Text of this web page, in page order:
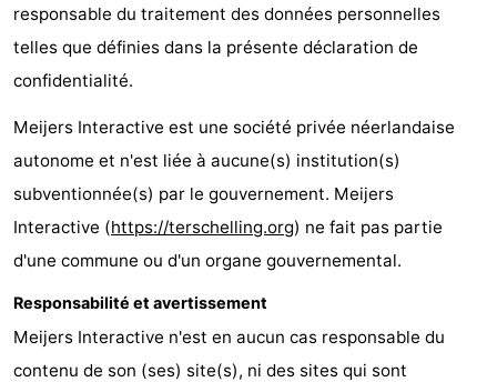
West
Résidence
-
West
Terschelling
Tjermelân
Campings
Chambre
d'hôtes
Chaumières
-
De
-
responsable du traitement des données personnelles
telles que définies dans la présente déclaration de
confidentialité.
Meijers Interactive est une société privée néerlandaise
autonome et n'est liée à aucune(s) institution(s)
subventionnée(s) par le gouvernement. Meijers
Interactive (https://terschelling.org) ne fait pas partie
d'une commune ou d'un organe gouvernemental.
Responsabilité et avertissement
Meijers Interactive n'est en aucun cas responsable du
contenu de son (ses) site(s), ni des sites qui sont